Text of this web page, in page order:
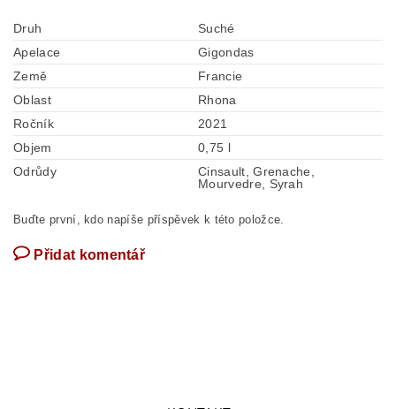
Druh
Suché
Apelace
Gigondas
Země
Francie
Oblast
Rhona
Ročník
2021
Objem
0,75 l
Odrůdy
Cinsault, Grenache,
Mourvedre, Syrah
Buďte první, kdo napíše příspěvek k této položce.
Přidat komentář